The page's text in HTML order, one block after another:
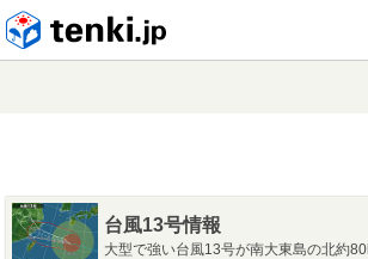
台風13号情報
大型で強い台風13号が南大東島の北約